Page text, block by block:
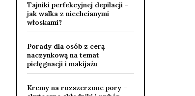
Tajniki perfekcyjnej depilacji –
jak walka z niechcianymi
włoskami?
Porady dla osób z cerą
naczynkową na temat
pielęgnacji i makijażu
Kremy na rozszerzone pory –